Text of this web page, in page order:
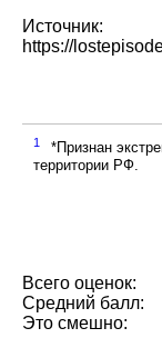
Источник:
https://
1
*Признан
территории РФ.
Всего оценок:
Средний балл:
Это смешно: